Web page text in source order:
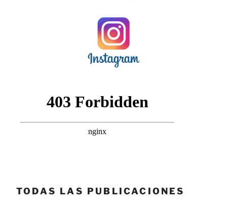
TODAS LAS PUBLICACIONES